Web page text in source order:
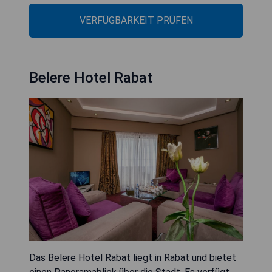
VERFÜGBARKEIT PRÜFEN
Belere Hotel Rabat
Das Belere Hotel Rabat liegt in Rabat und bietet